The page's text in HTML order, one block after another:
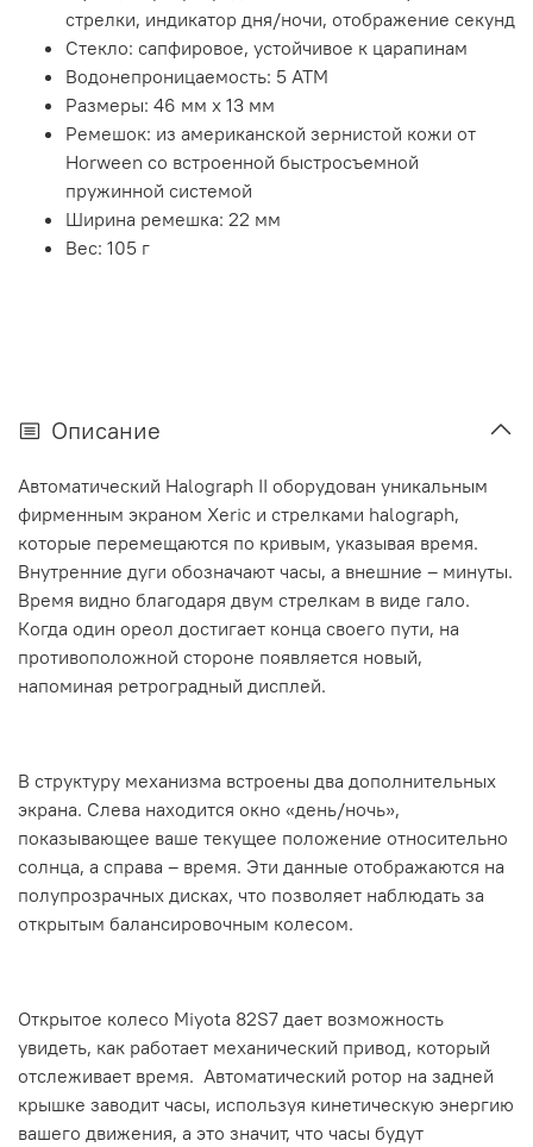
стрелки, индикатор дня/ночи, отображение секунд
Стекло: сапфировое, устойчивое к царапинам
Водонепроницаемость: 5 АТМ
Размеры: 46 мм x 13 мм
Ремешок: из американской зернистой кожи от
Horween со встроенной быстросъемной
пружинной системой
Ширина ремешка: 22 мм
Вес: 105 г
Описание
Автоматический Halograph II оборудован уникальным
фирменным экраном Xeric и стрелками halograph,
которые перемещаются по кривым, указывая время.
Внутренние дуги обозначают часы, а внешние – минуты.
Время видно благодаря двум стрелкам в виде гало.
Когда один ореол достигает конца своего пути, на
противоположной стороне появляется новый,
напоминая ретроградный дисплей.
В структуру механизма встроены два дополнительных
экрана. Слева находится окно «день/ночь»,
показывающее ваше текущее положение относительно
солнца, а справа – время. Эти данные отображаются на
полупрозрачных дисках, что позволяет наблюдать за
открытым балансировочным колесом.
Открытое колесо Miyota 82S7 дает возможность
увидеть, как работает механический привод, который
отслеживает время. Автоматический ротор на задней
крышке заводит часы, используя кинетическую энергию
вашего движения, а это значит, что часы будут